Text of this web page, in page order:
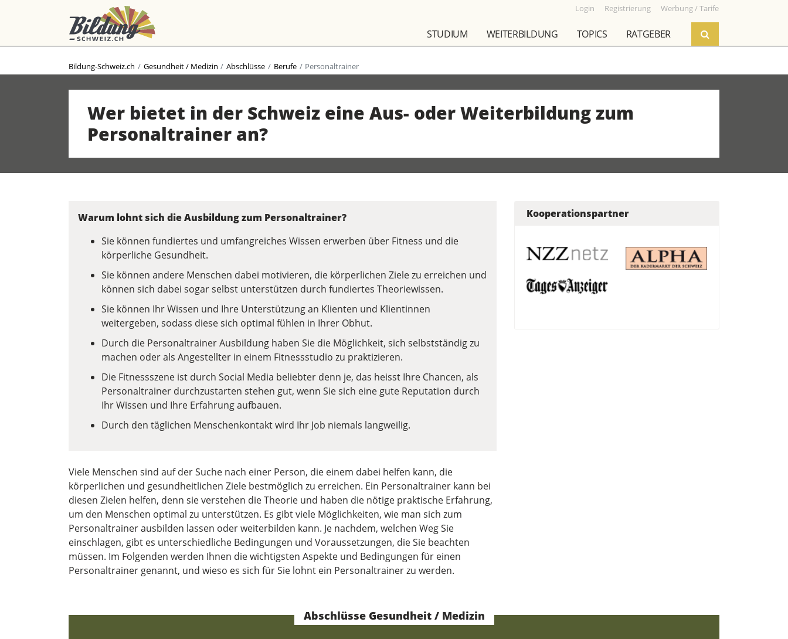
Login Registrierung Werbung / Tarife
STUDIUM WEITERBILDUNG TOPICS RATGEBER
Bildung-Schweiz.ch Gesundheit / Medizin Abschlüsse Berufe Personaltrainer
Wer bietet in der Schweiz eine Aus- oder Weiterbildung zum
Personaltrainer an?
Warum lohnt sich die Ausbildung zum Personaltrainer?
Sie können fundiertes und umfangreiches Wissen erwerben über Fitness und die
körperliche Gesundheit.
Sie können andere Menschen dabei motivieren, die körperlichen Ziele zu erreichen und
können sich dabei sogar selbst unterstützen durch fundiertes Theoriewissen.
Sie können Ihr Wissen und Ihre Unterstützung an Klienten und Klientinnen
weitergeben, sodass diese sich optimal fühlen in Ihrer Obhut.
Durch die Personaltrainer Ausbildung haben Sie die Möglichkeit, sich selbstständig zu
machen oder als Angestellter in einem Fitnessstudio zu praktizieren.
Die Fitnessszene ist durch Social Media beliebter denn je, das heisst Ihre Chancen, als
Personaltrainer durchzustarten stehen gut, wenn Sie sich eine gute Reputation durch
Ihr Wissen und Ihre Erfahrung aufbauen.
Durch den täglichen Menschenkontakt wird Ihr Job niemals langweilig.
Viele Menschen sind auf der Suche nach einer Person, die einem dabei helfen kann, die
körperlichen und gesundheitlichen Ziele bestmöglich zu erreichen. Ein Personaltrainer kann bei
diesen Zielen helfen, denn sie verstehen die Theorie und haben die nötige praktische Erfahrung,
um den Menschen optimal zu unterstützen. Es gibt viele Möglichkeiten, wie man sich zum
Personaltrainer ausbilden lassen oder weiterbilden kann. Je nachdem, welchen Weg Sie
einschlagen, gibt es unterschiedliche Bedingungen und Voraussetzungen, die Sie beachten
müssen. Im Folgenden werden Ihnen die wichtigsten Aspekte und Bedingungen für einen
Personaltrainer genannt, und wieso es sich für Sie lohnt ein Personaltrainer zu werden.
Kooperationspartner
Abschlüsse Gesundheit / Medizin